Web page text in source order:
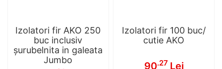
Izolatori fir AKO 250
buc inclusiv
șurubelnita in galeata
Jumbo
Izolatori fir 100 buc/
cutie AKO
90.27 Lei